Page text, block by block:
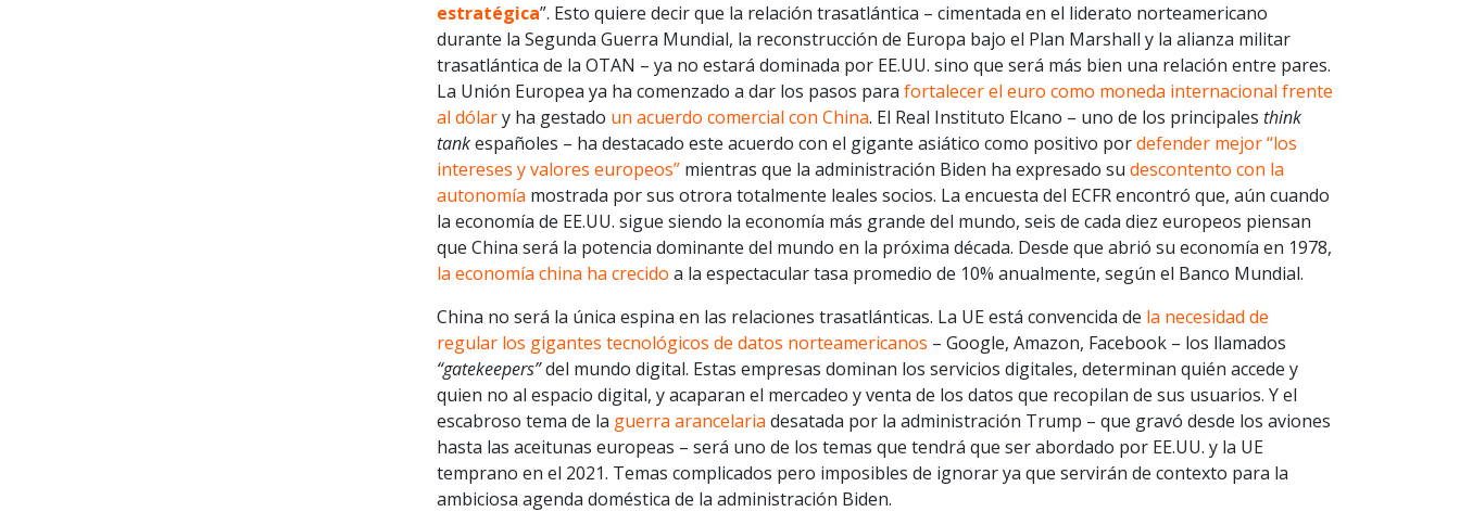
estratégica”. Esto quiere decir que la relación trasatlántica – cimentada en el liderato norteamericano
durante la Segunda Guerra Mundial, la reconstrucción de Europa bajo el Plan Marshall y la alianza militar
trasatlántica de la OTAN – ya no estará dominada por EE.UU. sino que será más bien una relación entre pares.
La Unión Europea ya ha comenzado a dar los pasos para fortalecer el euro como moneda internacional frente
al dólary ha gestado un acuerdo comercial con China. El Real Instituto Elcano – uno de los principales think
tankespañoles – ha destacado este acuerdo con el gigante asiático como positivo pordefender mejor “los
intereses y valores europeos” mientras que la administración Biden ha expresado su descontento con la
autonomía mostrada por sus otrora totalmente leales socios. La encuesta del ECFR encontró que, aún cuando
la economía de EE.UU. sigue siendo la economía más grande del mundo, seis de cada diez europeos piensan
que China será la potencia dominante del mundo en la próxima década. Desde que abrió su economía en 1978,
la economía china ha crecido a la espectacular tasa promedio de 10% anualmente, según el Banco Mundial.
China no será la única espina en las relaciones trasatlánticas. La UE está convencida de la necesidad de
regular los gigantes tecnológicos de datos norteamericanos – Google, Amazon, Facebook – los llamados
“gatekeepers”del mundo digital. Estas empresas dominan los servicios digitales, determinan quién accede y
quien no al espacio digital, y acaparan el mercadeo y venta de los datos que recopilan de sus usuarios. Y el
escabroso tema de la guerra arancelaria desatada por la administración Trump – que gravó desde los aviones
hasta las aceitunas europeas – será uno de los temas que tendrá que ser abordado por EE.UU. y la UE
temprano en el 2021. Temas complicados pero imposibles de ignorar ya que servirán de contexto para la
ambiciosa agenda doméstica de la administración Biden.